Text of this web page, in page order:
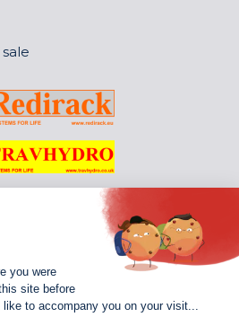
you were
site before
like to accompany you on your visit...